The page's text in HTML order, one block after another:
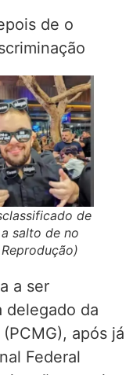
de o
de
salto de no
a ser
delegado da
após já
Federal